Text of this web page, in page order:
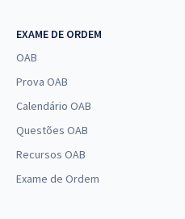
EXAME DE ORDEM
OAB
Prova OAB
Calendário OAB
Questões OAB
Recursos OAB
Exame de Ordem